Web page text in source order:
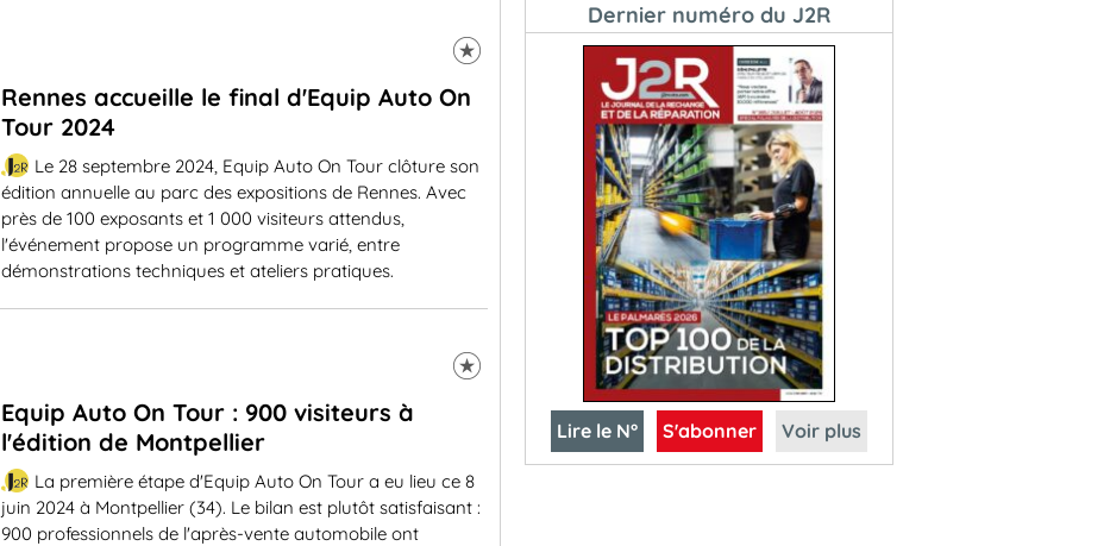
Rennes accueille le final d'Equip Auto On
Tour 2024
Le 28 septembre 2024, Equip Auto On Tour clôture son
édition annuelle au parc des expositions de Rennes. Avec
près de 100 exposants et 1 000 visiteurs attendus,
l'événement propose un programme varié, entre
démonstrations techniques et ateliers pratiques.
Equip Auto On Tour : 900 visiteurs à
l'édition de Montpellier
La première étape d'Equip Auto On Tour a eu lieu ce 8
juin 2024 à Montpellier (34). Le bilan est plutôt satisfaisant :
900 professionnels de l'après-vente automobile ont
Dernier numéro du J2R
Lire le N° S'abonner Voir plus